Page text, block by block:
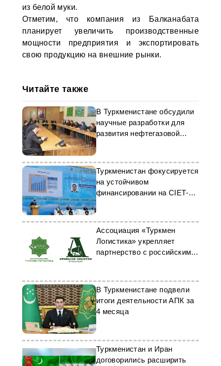
из белой муки.
Отметим, что компания из Балканабата
планирует увеличить производственные
мощности предприятия и экспортировать
свою продукцию на внешние рынки.
Читайте также
В Туркменистане обсудили
научные разработки для
развития нефтегазовой
Туркменистан фокусируется
на устойчивом
финансировании на CIET-
2025
Ассоциация «Туркмен
Логистика» укрепляет
партнерство с российскими
В Туркменистане подвели
итоги деятельности АПК за
4 месяца
Туркменистан и Иран
договорились расширить